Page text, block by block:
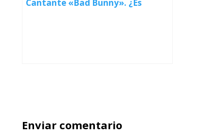
Cantante «Bad Bunny». ¿Es
Enviar comentario